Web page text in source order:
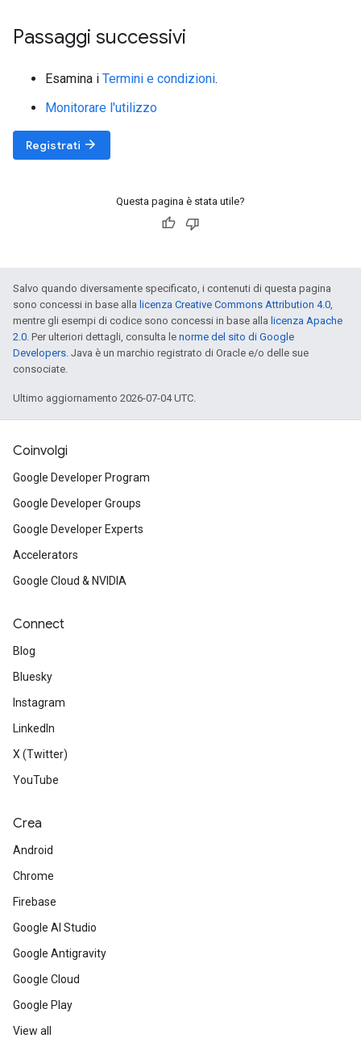
Passaggi successivi
Esamina i Termini e condizioni.
Monitorare l'utilizzo
Registrati arrow_forward
Questa pagina è stata utile?
Salvo quando diversamente specificato, i contenuti di questa pagina
sono concessi in base alla licenza Creative Commons Attribution 4.0,
mentre gli esempi di codice sono concessi in base alla licenza Apache
2.0. Per ulteriori dettagli, consulta le norme del sito di Google
Developers. Java è un marchio registrato di Oracle e/o delle sue
consociate.
Ultimo aggiornamento 2026-07-04 UTC.
Coinvolgi
Google Developer Program
Google Developer Groups
Google Developer Experts
Accelerators
Google Cloud & NVIDIA
Connect
Blog
Bluesky
Instagram
LinkedIn
X (Twitter)
YouTube
Crea
Android
Chrome
Firebase
Google AI Studio
Google Antigravity
Google Cloud
Google Play
View all